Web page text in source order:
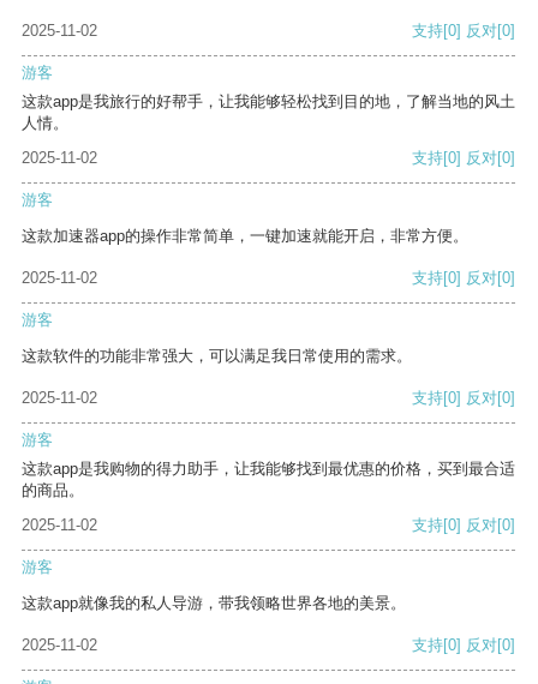
2025-11-02 支持[0] 反对[0]
游客
这款app是我旅行的好帮手，让我能够轻松找到目的地，了解当地的风土
人情。
2025-11-02
支持[0] 反对[0]
游客
这款加速器app的操作非常简单，一键加速就能开启，非常方便。
2025-11-02 支持[0] 反对[0]
游客
这款软件的功能非常强大，可以满足我日常使用的需求。
2025-11-02 支持[0] 反对[0]
游客
这款app是我购物的得力助手，让我能够找到最优惠的价格，买到最合适
的商品。
2025-11-02
支持[0] 反对[0]
游客
这款app就像我的私人导游，带我领略世界各地的美景。
2025-11-02 支持[0] 反对[0]